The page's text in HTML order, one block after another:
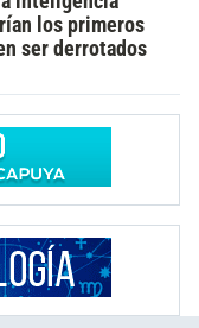
los primeros
ser derrotados